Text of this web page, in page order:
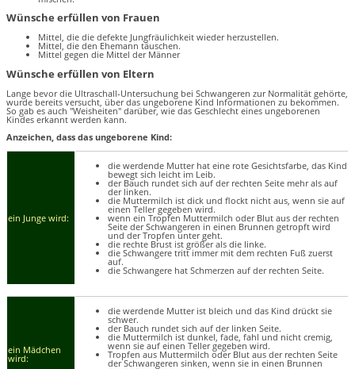
Wünsche erfüllen von Frauen
Mittel, die die defekte Jungfräulichkeit wieder herzustellen.
Mittel, die den Ehemann täuschen.
Mittel gegen die Mittel der Männer
Wünsche erfüllen von Eltern
Lange bevor die Ultraschall-Untersuchung bei Schwangeren zur Normalität gehörte,
wurde bereits versucht, über das ungeborene Kind Informationen zu bekommen.
So gab es auch "Weisheiten" darüber, wie das Geschlecht eines ungeborenen
Kindes erkannt werden kann.
Anzeichen, dass das ungeborene Kind:
ein Junge wird:
die werdende Mutter hat eine rote Gesichtsfarbe, das Kind
bewegt sich leicht im Leib.
der Bauch rundet sich auf der rechten Seite mehr als auf
der linken.
die Muttermilch ist dick und flockt nicht aus, wenn sie auf
einen Teller gegeben wird.
wenn ein Tropfen Muttermilch oder Blut aus der rechten
Seite der Schwangeren in einen Brunnen getropft wird
und der Tropfen unter geht.
die rechte Brust ist größer als die linke.
die Schwangere tritt immer mit dem rechten Fuß zuerst
auf.
die Schwangere hat Schmerzen auf der rechten Seite.
ein Mädchen
wird:
die werdende Mutter ist bleich und das Kind drückt sie
schwer.
der Bauch rundet sich auf der linken Seite.
die Muttermilch ist dunkel, fade, fahl und nicht cremig,
wenn sie auf einen Teller gegeben wird.
Tropfen aus Muttermilch oder Blut aus der rechten Seite
der Schwangeren sinken, wenn sie in einen Brunnen